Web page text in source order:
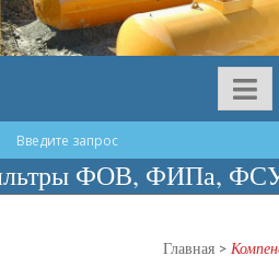
ФСУ, сосуды с
Главная >